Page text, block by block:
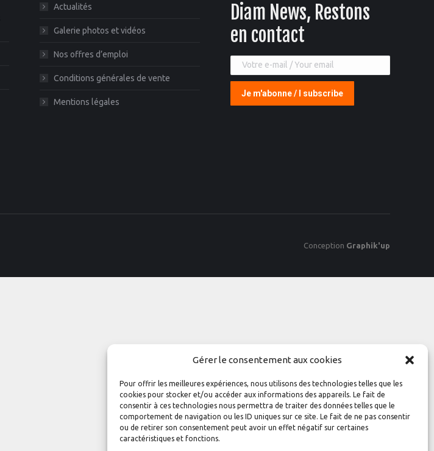
Gérer le consentement aux cookies
Pour offrir les meilleures expériences, nous utilisons des technologies telles que les
cookies pour stocker et/ou accéder aux informations des appareils. Le fait de
consentir à ces technologies nous permettra de traiter des données telles que le
comportement de navigation ou les ID uniques sur ce site. Le fait de ne pas consentir
ou de retirer son consentement peut avoir un effet négatif sur certaines
caractéristiques et fonctions.
Actualités
Galerie photos et vidéos
Nos offres d’emploi
Conditions générales de vente
Mentions légales
Diam News, Restons
en contact
Conception Graphik'up